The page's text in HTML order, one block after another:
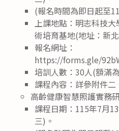
(報名時間為即日起至
上課地點：明志科技
術培育基地(地址：新
報名網址：
https://forms.gle/
培訓人數：30人(額滿
課程內容：詳參附件二
高齡健康智慧照護實務
課程日期：115年7月
三)。